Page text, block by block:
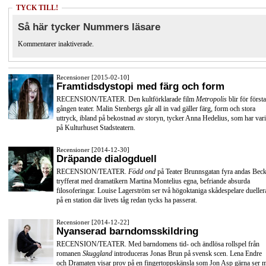
TYCK TILL!
Så här tycker Nummers läsare
Kommentarer inaktiverade.
Recensioner [2015-02-10]
Framtidsdystopi med färg och form
RECENSION/TEATER. Den kultförklarade film Metropolis blir för första
gången teater. Malin Stenbergs går all in vad gäller färg, form och stora
uttryck, ibland på bekostnad av storyn, tycker Anna Hedelius, som har
på Kulturhuset Stadsteatern.
Recensioner [2014-12-30]
Dräpande dialogduell
RECENSION/TEATER. Född ond på Teater Brunnsgatan fyra andas
tryfferat med dramatikern Martina Montelius egna, befriande absurda
filosoferingar. Louise Lagerström ser två högoktaniga skådespelare
på en station där livets tåg redan tycks ha passerat.
Recensioner [2014-12-22]
Nyanserad barndomsskildring
RECENSION/TEATER. Med barndomens tid- och ändlösa rollspel från
romanen Skuggland introduceras Jonas Brun på svensk scen. Lena Endre
och Dramaten visar prov på en fingertoppskänsla som Jon Asp gärna ser